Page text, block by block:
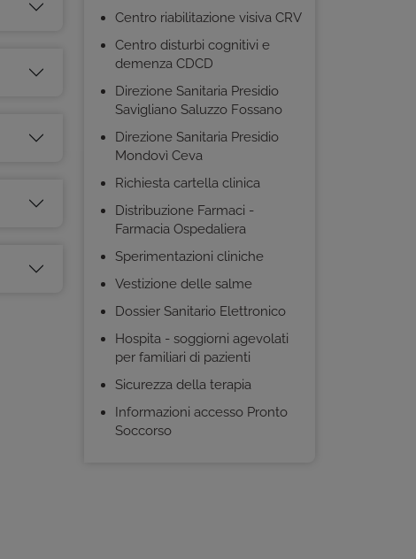
Centro riabilitazione visiva CRV
Centro disturbi cognitivi e
demenza CDCD
Direzione Sanitaria Presidio
Savigliano Saluzzo Fossano
Direzione Sanitaria Presidio
Mondovì Ceva
Richiesta cartella clinica
Distribuzione Farmaci -
Farmacia Ospedaliera
Sperimentazioni cliniche
Vestizione delle salme
Dossier Sanitario Elettronico
Hospita - soggiorni agevolati
per familiari di pazienti
Sicurezza della terapia
Informazioni accesso Pronto
Soccorso